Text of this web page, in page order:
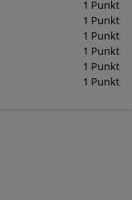
1 Punkt
1 Punkt
1 Punkt
1 Punkt
1 Punkt
1 Punkt